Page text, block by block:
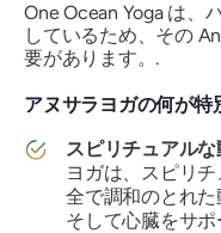
One Ocean Yoga は、
しているため、その
要があります。.
アヌサラヨガの何が特
スピリチュアル
ヨガは、スピリ
全で調和のとれた
そして心臓をサポ